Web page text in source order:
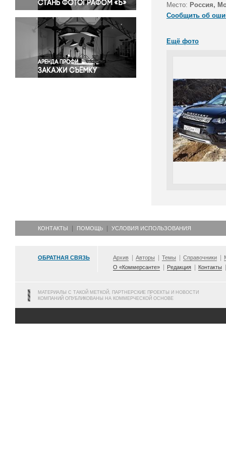
Религия
Светская жизнь
Спорт
Экология
Экономика и бизнес
Место: Россия,
Сообщить об
Ещё фото
КОНТАКТЫ ПОМОЩЬ УСЛОВИЯ ИСПОЛЬЗОВАНИЯ
ОБРАТНАЯ СВЯЗЬ Архив Авторы Темы Справочники
О «Коммерсанте»
Редакция Контакты
МАТЕРИАЛЫ С ТАКОЙ МЕТКОЙ, ПАРТНЕРСКИЕ ПРОЕКТЫ И НОВОСТИ
КОМПАНИЙ ОПУБЛИКОВАНЫ НА КОММЕРЧЕСКОЙ ОСНОВЕ